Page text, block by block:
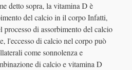
detto sopra, la vitamina D è
del calcio in il corpo Infatti,
di assorbimento del calcio
l'eccesso di calcio nel corpo può
come sonnolenza e
di calcio e vitamina D